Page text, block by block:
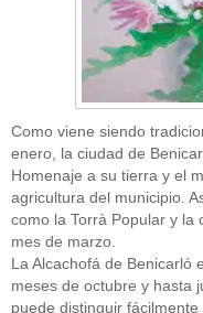
Como viene siendo
enero, la ciudad de
Homenaje a su tierra y el
agricultura del municipio.
como la Torrà Popular y la
mes de marzo.
La Alcachofá de Benicarló
meses de octubre y hasta
puede distinguir